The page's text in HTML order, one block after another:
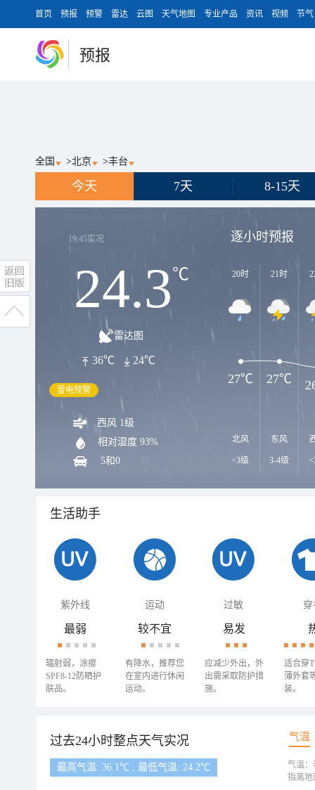
首页 预报 预警 雷达 云图 天气地图 专业产品 资讯 视频 节气
预报
全国 >北京 >丰台
今天 7天 8-15天
19:45实况
24.3℃
雷达图
36℃ 24℃
雷电预警
西风 1级
相对湿度 93%
5和0
逐小时预报
20时
北风
<3级
21时
东风
3-4级
27℃ 27℃
生活助手
紫外线 运动 过敏 穿
最弱
辐射弱，涂擦
SPF8-12防晒护
肤品。
较不宜
有降水，推荐您
在室内进行休闲
运动。
易发
应减少外出，外
出需采取防护措
施。
适合穿
薄外套
装。
过去24小时整点天气实况 气温
最高气温: 36.1℃ , 最低气温: 24.2℃
气温：
指离地